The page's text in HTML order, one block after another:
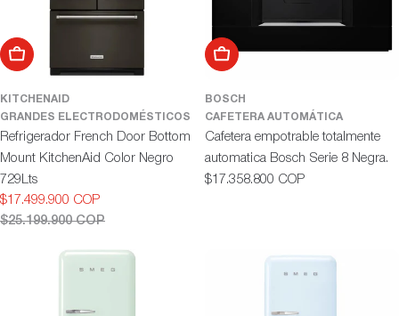
Añadir al carrito
KITCHENAID
GRANDES ELECTRODOMÉSTICOS
Refrigerador French Door Bottom
Mount KitchenAid Color Negro
729Lts
Precio
$17.499.900 COP
Precio
$25.199.900 COP
Añadir al carrito
BOSCH
CAFETERA AUTOMÁTICA
Cafetera empotrable totalmente
automatica Bosch Serie 8 Negra.
Precio
$17.358.800 COP